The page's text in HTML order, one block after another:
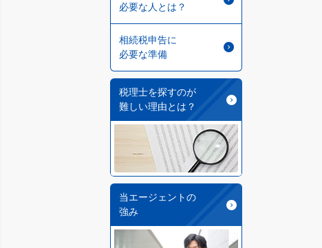
必要な人とは？
相続税申告に
必要な準備
税理士を探すのが
難しい理由とは？
当エージェントの
強み